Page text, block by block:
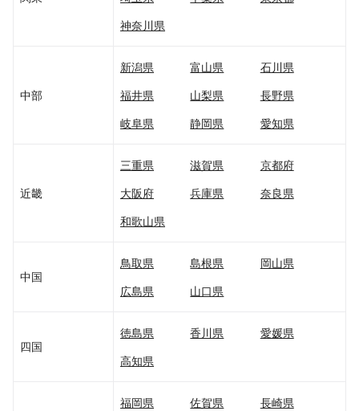
神奈川県
中部
新潟県 富山県
石川県
福井県
山梨県
長野県
岐阜県
静岡県 愛知県
近畿
三重県 滋賀県
京都府
大阪府
兵庫県
奈良県
和歌山県
中国
鳥取県 島根県
岡山県
広島県
山口県
四国
徳島県 香川県
愛媛県
高知県
福岡県 佐賀県
長崎県